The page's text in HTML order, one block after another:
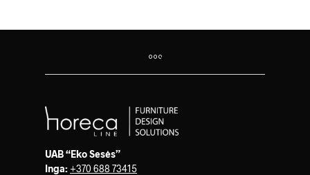
UAB “Eko Sesės”
Inga: +370 688 73415